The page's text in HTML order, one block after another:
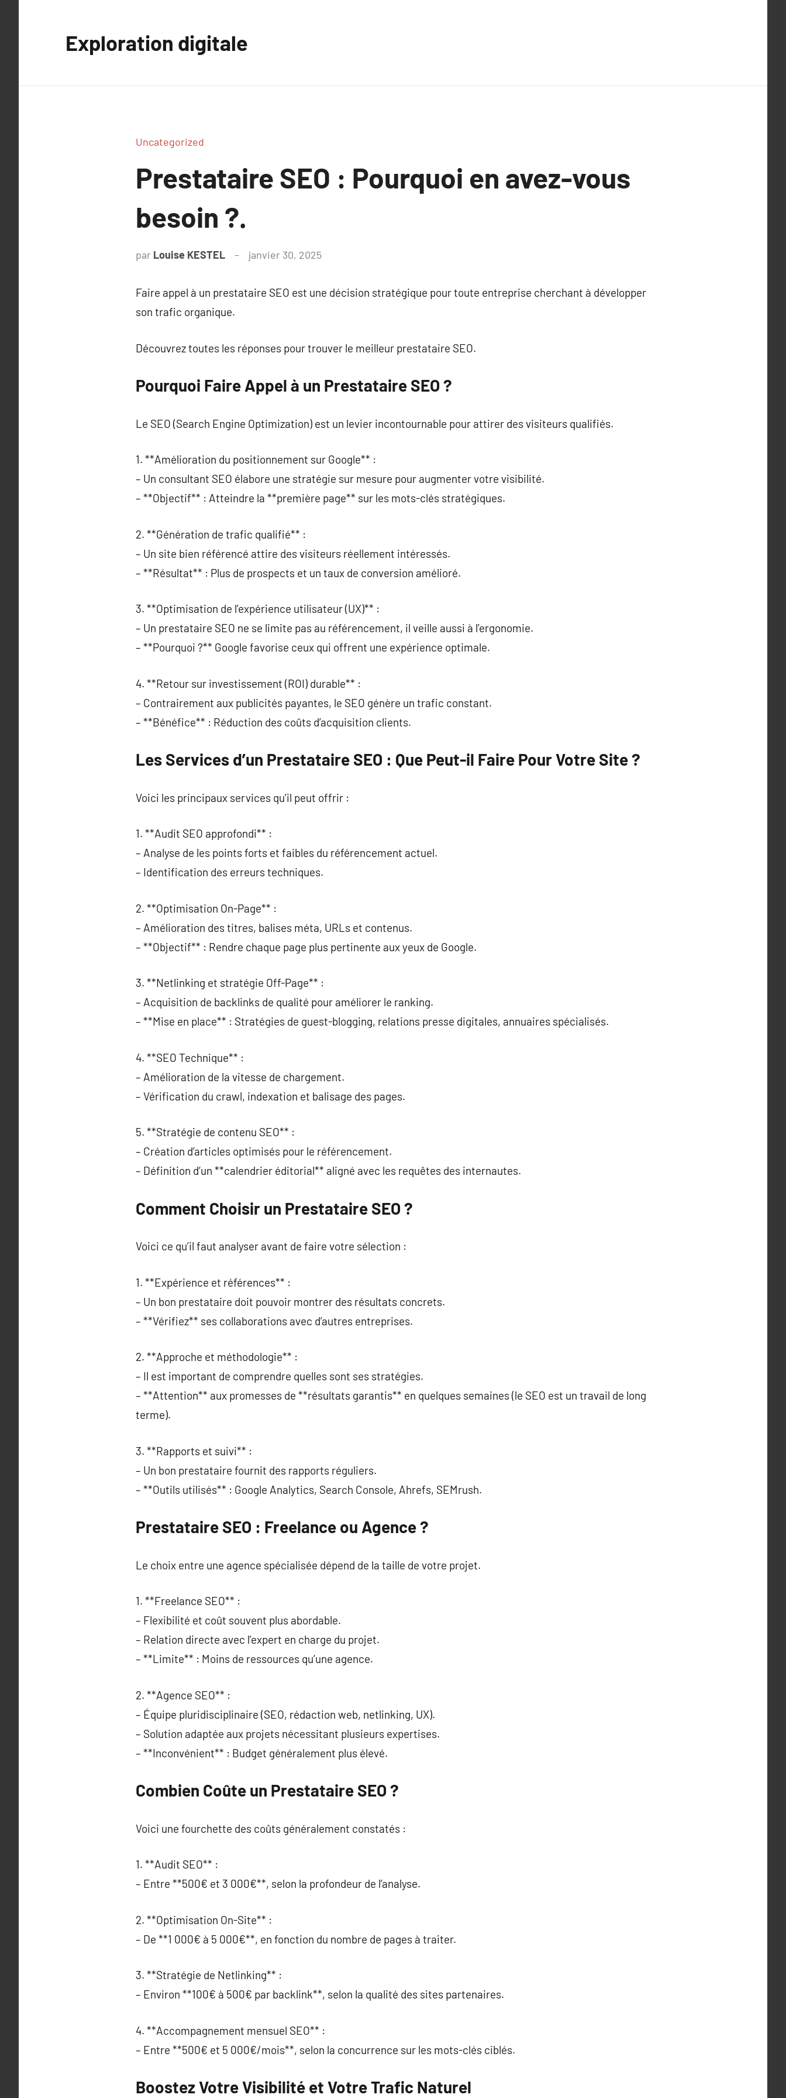
Exploration digitale
Uncategorized
Prestataire SEO : Pourquoi en avez-vous
besoin ?.
par Louise KESTEL janvier 30, 2025
Faire appel à un prestataire SEO est une décision stratégique pour toute entreprise cherchant à développer
son trafic organique.
Découvrez toutes les réponses pour trouver le meilleur prestataire SEO.
Pourquoi Faire Appel à un Prestataire SEO ?
Le SEO (Search Engine Optimization) est un levier incontournable pour attirer des visiteurs qualifiés.
1. **Amélioration du positionnement sur Google** :
– Un consultant SEO élabore une stratégie sur mesure pour augmenter votre visibilité.
– **Objectif** : Atteindre la **première page** sur les mots-clés stratégiques.
2. **Génération de trafic qualifié** :
– Un site bien référencé attire des visiteurs réellement intéressés.
– **Résultat** : Plus de prospects et un taux de conversion amélioré.
3. **Optimisation de l’expérience utilisateur (UX)** :
– Un prestataire SEO ne se limite pas au référencement, il veille aussi à l’ergonomie.
– **Pourquoi ?** Google favorise ceux qui offrent une expérience optimale.
4. **Retour sur investissement (ROI) durable** :
– Contrairement aux publicités payantes, le SEO génère un trafic constant.
– **Bénéfice** : Réduction des coûts d’acquisition clients.
Les Services d’un Prestataire SEO : Que Peut-il Faire Pour Votre Site ?
Voici les principaux services qu’il peut offrir :
1. **Audit SEO approfondi** :
– Analyse de les points forts et faibles du référencement actuel.
– Identification des erreurs techniques.
2. **Optimisation On-Page** :
– Amélioration des titres, balises méta, URLs et contenus.
– **Objectif** : Rendre chaque page plus pertinente aux yeux de Google.
3. **Netlinking et stratégie Off-Page** :
– Acquisition de backlinks de qualité pour améliorer le ranking.
– **Mise en place** : Stratégies de guest-blogging, relations presse digitales, annuaires spécialisés.
4. **SEO Technique** :
– Amélioration de la vitesse de chargement.
– Vérification du crawl, indexation et balisage des pages.
5. **Stratégie de contenu SEO** :
– Création d’articles optimisés pour le référencement.
– Définition d’un **calendrier éditorial** aligné avec les requêtes des internautes.
Comment Choisir un Prestataire SEO ?
Voici ce qu’il faut analyser avant de faire votre sélection :
1. **Expérience et références** :
– Un bon prestataire doit pouvoir montrer des résultats concrets.
– **Vérifiez** ses collaborations avec d’autres entreprises.
2. **Approche et méthodologie** :
– Il est important de comprendre quelles sont ses stratégies.
– **Attention** aux promesses de **résultats garantis** en quelques semaines (le SEO est un travail de long
terme).
3. **Rapports et suivi** :
– Un bon prestataire fournit des rapports réguliers.
– **Outils utilisés** : Google Analytics, Search Console, Ahrefs, SEMrush.
Prestataire SEO : Freelance ou Agence ?
Le choix entre une agence spécialisée dépend de la taille de votre projet.
1. **Freelance SEO** :
– Flexibilité et coût souvent plus abordable.
– Relation directe avec l’expert en charge du projet.
– **Limite** : Moins de ressources qu’une agence.
2. **Agence SEO** :
– Équipe pluridisciplinaire (SEO, rédaction web, netlinking, UX).
– Solution adaptée aux projets nécessitant plusieurs expertises.
– **Inconvénient** : Budget généralement plus élevé.
Combien Coûte un Prestataire SEO ?
Voici une fourchette des coûts généralement constatés :
1. **Audit SEO** :
– Entre **500€ et 3 000€**, selon la profondeur de l’analyse.
2. **Optimisation On-Site** :
– De **1 000€ à 5 000€**, en fonction du nombre de pages à traiter.
3. **Stratégie de Netlinking** :
– Environ **100€ à 500€ par backlink**, selon la qualité des sites partenaires.
4. **Accompagnement mensuel SEO** :
– Entre **500€ et 5 000€/mois**, selon la concurrence sur les mots-clés ciblés.
Boostez Votre Visibilité et Votre Trafic Naturel